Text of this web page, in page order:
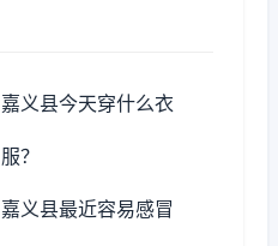
嘉义县今天穿什么衣
服？
嘉义县最近容易感冒